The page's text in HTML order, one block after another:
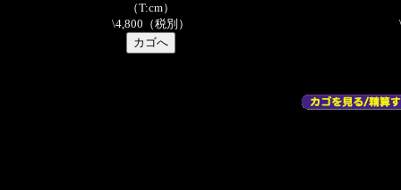
（T:cm）
\4,800（税別）